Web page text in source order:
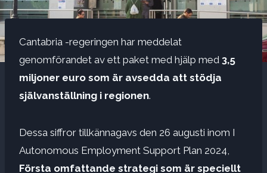
Cantabria -regeringen har meddelat
genomförandet av ett paket med hjälp med 3,5
miljoner euro som är avsedda att stödja
självanställning i regionen.
Dessa siffror tillkännagavs den 26 augusti inom I
Autonomous Employment Support Plan 2024,
Första omfattande strategi som är speciellt